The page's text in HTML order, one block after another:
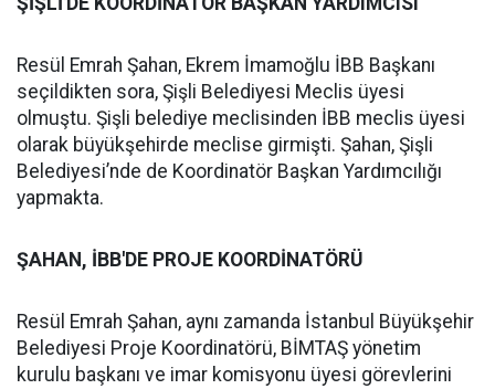
Resül Emrah Şahan, Ekrem İmamoğlu İBB Başkanı
seçildikten sora, Şişli Belediyesi Meclis üyesi
olmuştu. Şişli belediye meclisinden İBB meclis üyesi
olarak büyükşehirde meclise girmişti. Şahan, Şişli
Belediyesi’nde de Koordinatör Başkan Yardımcılığı
yapmakta.
ŞAHAN, İBB'DE PROJE KOORDİNATÖRÜ
Resül Emrah Şahan, aynı zamanda İstanbul Büyükşehir
Belediyesi Proje Koordinatörü, BİMTAŞ yönetim
kurulu başkanı ve imar komisyonu üyesi görevlerini